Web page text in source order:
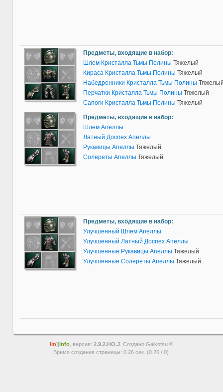
Предметы, входящие в набор:
Шлем Кристалла Тьмы Полины Тяжелый
Кираса Кристалла Тьмы Полины Тяжелый
Набедренники Кристалла Тьмы Полины
Перчатки Кристалла Тьмы Полины Тяжелый
Сапоги Кристалла Тьмы Полины Тяжелый
Предметы, входящие в набор:
Шлем Апеллы
Латный Доспех Апеллы
Рукавицы Апеллы Тяжелый
Солереты Апеллы Тяжелый
Предметы, входящие в набор:
Улучшенный Шлем Апеллы
Улучшенный Латный Доспех Апеллы
Улучшенные Рукавицы Апеллы Тяжелый
Улучшенные Солереты Апеллы Тяжелый
lin][info , версия: 2.9.2.HO.J . Создано Gaikotsu ©
Время создания страницы: 0.26 сек. (0.26 / 0).